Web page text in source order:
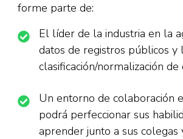
forme parte de:
El líder de la industria en la
datos de registros públicos y
clasificación/normalización de
Un entorno de colaboración
podrá perfeccionar sus
aprender junto a sus colegas